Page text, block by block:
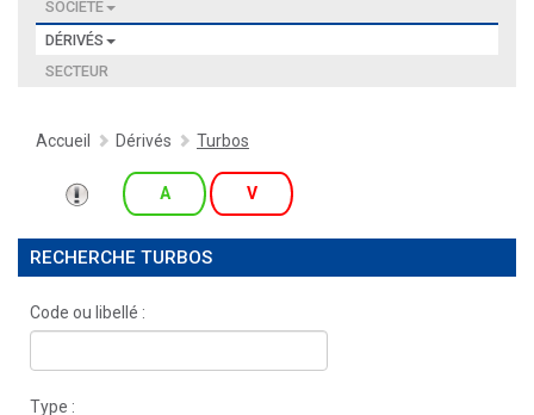
SOCIÉTÉ
DÉRIVÉS
SECTEUR
Accueil Dérivés Turbos
A V
RECHERCHE TURBOS
Code ou libellé :
Type :